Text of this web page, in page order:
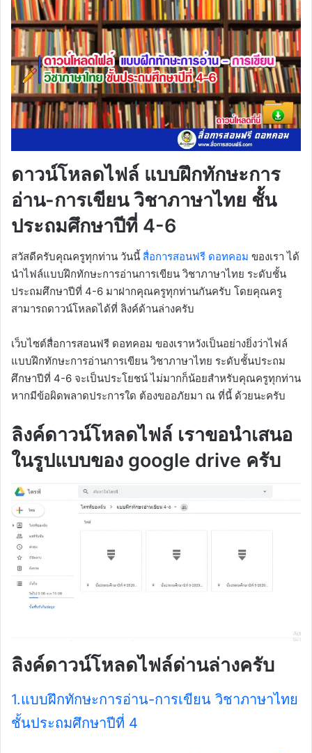
ดาวน์โหลดไฟล์ แบบฝึกทักษะการ
อ่าน-การเขียน วิชาภาษาไทย ชั้น
ประถมศึกษาปีที่ 4-6
สวัสดีครับคุณครูทุกท่าน วันนี้ สื่อการสอนฟรี ดอทคอม ของเรา ได้
นำไฟล์แบบฝึกทักษะการอ่านการเขียน วิชาภาษาไทย ระดับชั้น
ประถมศึกษาปีที่ 4-6 มาฝากคุณครูทุกท่านกันครับ โดยคุณครู
สามารถดาวน์โหลดได้ที่ ลิงค์ด้านล่างครับ
เว็บไซต์สื่อการสอนฟรี ดอทคอม ของเราหวังเป็นอย่างยิ่งว่าไฟล์
แบบฝึกทักษะการอ่านการเขียน วิชาภาษาไทย ระดับชั้นประถม
ศึกษาปีที่ 4-6 จะเป็นประโยชน์ ไม่มากก็น้อยสำหรับคุณครูทุกท่าน
หากมีข้อผิดพลาดประการใด ต้องขออภัยมา ณ ที่นี้ ด้วยนะครับ
ลิงค์ดาวน์โหลดไฟล์ เราขอนำเสนอ
ในรูปแบบของ google drive ครับ
ลิงค์ดาวน์โหลดไฟล์ด่านล่างครับ
1.แบบฝึกทักษะการอ่าน-การเขียน วิชาภาษาไทย
ชั้นประถมศึกษาปีที่ 4